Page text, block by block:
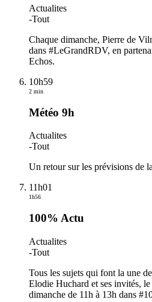
Actualites
-Tout
Chaque dimanche, Pierre de
dans #LeGrandRDV, en
Echos.
10h59
2 min
Météo 9h
Actualites
-Tout
Un retour sur les prévisions de
11h01
1h56
100% Actu
Actualites
-Tout
Tous les sujets qui font la une
Elodie Huchard et ses invités,
dimanche de 11h à 13h dans